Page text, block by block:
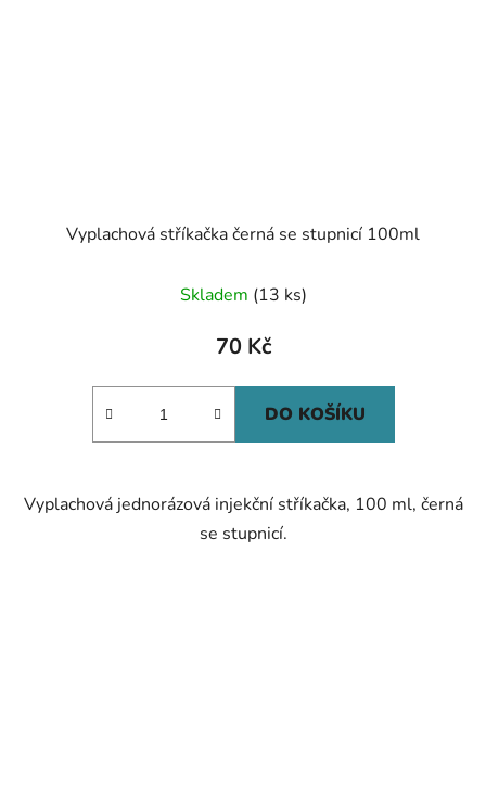
Vyplachová stříkačka černá se stupnicí 100ml
Skladem (13 ks)
70 Kč
DO KOŠÍKU
Vyplachová jednorázová injekční stříkačka, 100 ml, černá
se stupnicí.